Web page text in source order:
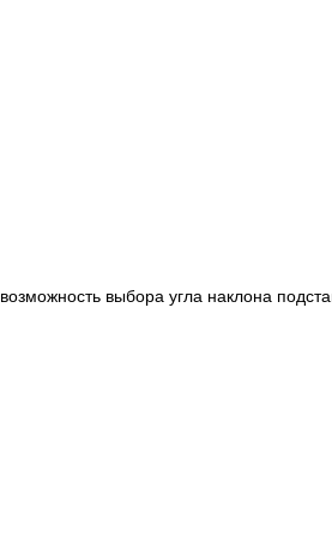
выбора угла наклона